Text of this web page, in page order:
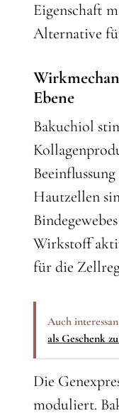
Eigenschaft
Alternative
Ebene
Bakuchiol
Hautzellen
Wirkstoff
für die
Auch
als Geschenk
Die
moduliert.